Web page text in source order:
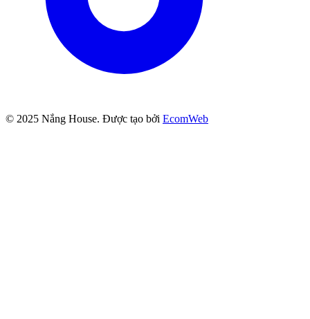
© 2025 Nắng House. Được tạo bởi EcomWeb